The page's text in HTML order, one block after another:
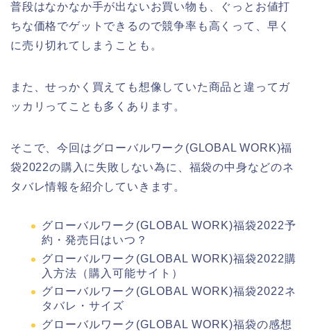
普段はなかなか手が出ないお買い物も、ぐっとお値打
ちな価格でゲットできるので競争率も高くって、早く
に売り切れてしまうことも。
また、せっかく買えても想像していた商品と違ってガ
ッカリってことも多くあります。
そこで、今回はグローバルワーク(GLOBAL WORK)福
袋2022の購入に失敗しない為に、福袋の中身などのネ
タバレ情報を紹介していきます。
グローバルワーク(GLOBAL WORK)福袋2022予
約・発売日はいつ？
グローバルワーク(GLOBAL WORK)福袋2022購
入方法（購入可能サイト）
グローバルワーク(GLOBAL WORK)福袋2022ネ
タバレ・サイズ
グローバルワーク(GLOBAL WORK)福袋の感想